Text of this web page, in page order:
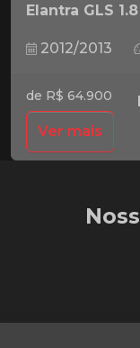
Elantra GLS
2012/2013
de R$ 64.900
Ver mais